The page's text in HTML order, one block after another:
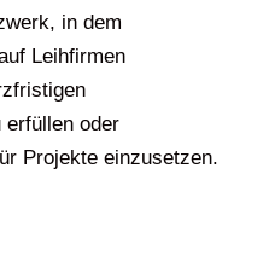
in dem
Leihfirmen
erfüllen oder
Projekte einzusetzen.